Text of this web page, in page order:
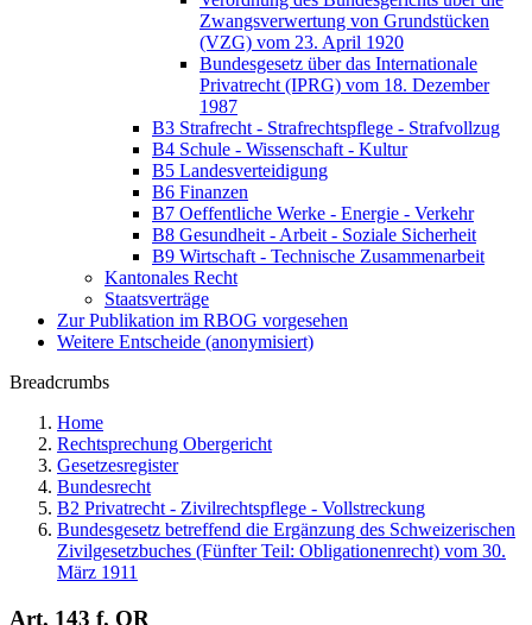
Zwangsverwertung von Grundstücken
(VZG) vom 23. April 1920
Bundesgesetz über das Internationale
Privatrecht (IPRG) vom 18. Dezember
1987
B3 Strafrecht - Strafrechtspflege - Strafvollzug
B4 Schule - Wissenschaft - Kultur
B5 Landesverteidigung
B6 Finanzen
B7 Oeffentliche Werke - Energie - Verkehr
B8 Gesundheit - Arbeit - Soziale Sicherheit
B9 Wirtschaft - Technische Zusammenarbeit
Kantonales Recht
Staatsverträge
Zur Publikation im RBOG vorgesehen
Weitere Entscheide (anonymisiert)
Breadcrumbs
Home
Rechtsprechung Obergericht
Gesetzesregister
Bundesrecht
B2 Privatrecht - Zivilrechtspflege - Vollstreckung
Bundesgesetz betreffend die Ergänzung des Schweizerischen
Zivilgesetzbuches (Fünfter Teil: Obligationenrecht) vom 30.
März 1911
Art. 143 f. OR